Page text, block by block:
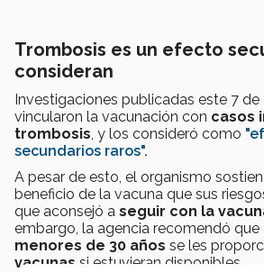
Trombosis es un efecto
consideran
Investigaciones publicadas este 7 de
vincularon la vacunación con casos
trombosis , y los consideró como
secundarios raros".
A pesar de esto, el organismo
beneficio de la vacuna que sus
que aconsejó a seguir con la
embargo, la agencia recomendó que
menores de 30 años se les
vacunas si estuvieran disponibles.